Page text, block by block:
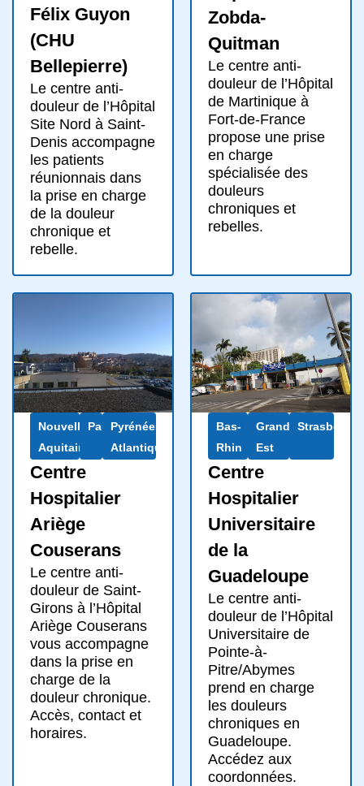
Félix Guyon
(CHU
Bellepierre)
Le centre anti-
douleur de l’Hôpital
Site Nord à Saint-
Denis accompagne
les patients
réunionnais dans
la prise en charge
de la douleur
chronique et
rebelle.
Zobda-
Quitman
Le centre anti-
douleur de l’Hôpital
de Martinique à
Fort-de-France
propose une prise
en charge
spécialisée des
douleurs
chroniques et
rebelles.
Nouvelle-
Aquitaine
Pau
Pyrénées-
Atlantiques
Centre
Hospitalier
Ariège
Couserans
Le centre anti-
douleur de Saint-
Girons à l’Hôpital
Ariège Couserans
vous accompagne
dans la prise en
charge de la
douleur chronique.
Accès, contact et
horaires.
Bas-
Rhin
Grand
Est
Strasbourg
Centre
Hospitalier
Universitaire
de la
Guadeloupe
Le centre anti-
douleur de l’Hôpital
Universitaire de
Pointe-à-
Pitre/Abymes
prend en charge
les douleurs
chroniques en
Guadeloupe.
Accédez aux
coordonnées.